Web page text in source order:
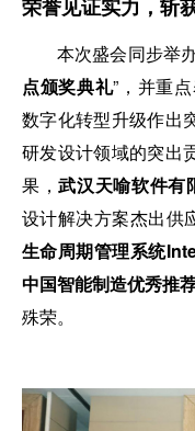
荣誉见证实力， 斩
本次盛会同步举
点颁奖典礼”，并重
数字化转型升级作出
研发设计领域的突出
果，武汉天喻软件有
设计解决方案杰出供
生命周期管理系统
中国智能制造优秀推
殊荣。